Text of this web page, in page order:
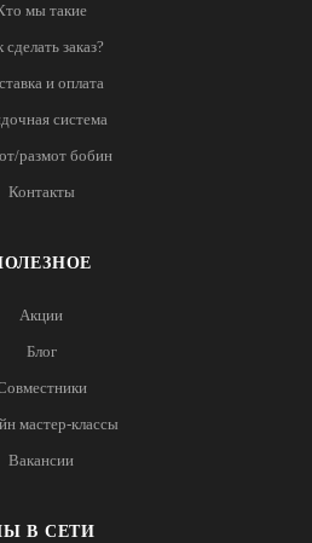
мы такие
сделать заказ?
и оплата
система
размот бобин
Контакты
Акции
Блог
мастер-классы
Вакансии
В СЕТИ